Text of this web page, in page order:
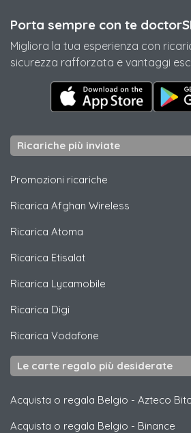
Porta sempre con te
Migliora la tua esperienza con
sicurezza rafforzata e vantaggi
Ricariche più inviate
Promozioni ricariche
Ricarica Afghan Wireless
Ricarica Atoma
Ricarica Etisalat
Ricarica Lycamobile
Ricarica Digi
Ricarica Vodafone
Le carte regalo più desiderate
Acquista o regala Belgio - Azteco
Acquista o regala Belgio - Binance